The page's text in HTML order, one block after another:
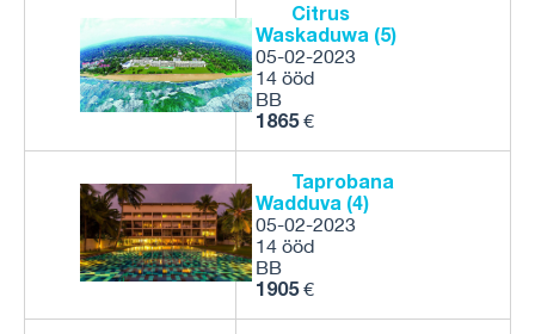
Citrus
Waskaduwa (5)
05-02-2023
14 ööd
BB
1865€
Taprobana
Wadduva (4)
05-02-2023
14 ööd
BB
1905€